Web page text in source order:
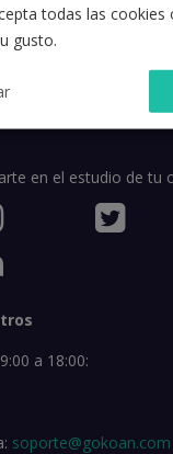
en el estudio de tu
a 18:00:
soporte@gokoan.com
todas las cookies
gusto.